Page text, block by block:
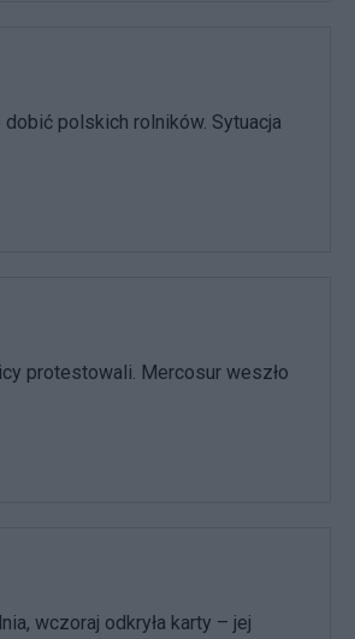
polskich rolników. Sytuacja
protestowali. Mercosur weszło
wczoraj odkryła karty – jej